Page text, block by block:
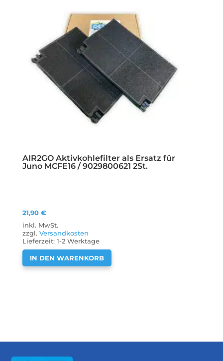
AIR2GO Aktivkohlefilter als Ersatz für
Juno MCFE16 / 9029800621 2St.
21,90€
inkl. MwSt.
zzgl.Versandkosten
Lieferzeit:1-2 Werktage
IN DEN WARENKORB